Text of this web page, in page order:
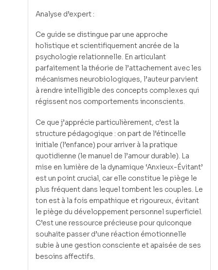
Analyse d’expert :
Ce guide se distingue par une approche
holistique et scientifiquement ancrée de la
psychologie relationnelle. En articulant
parfaitement la théorie de l’attachement avec les
mécanismes neurobiologiques, l’auteur parvient
à rendre intelligible des concepts complexes qui
régissent nos comportements inconscients.
Ce que j’apprécie particulièrement, c’est la
structure pédagogique : on part de l’étincelle
initiale (l’enfance) pour arriver à la pratique
quotidienne (le manuel de l’amour durable). La
mise en lumière de la dynamique ‘Anxieux-Évitant’
est un point crucial, car elle constitue le piège le
plus fréquent dans lequel tombent les couples. Le
ton est à la fois empathique et rigoureux, évitant
le piège du développement personnel superficiel.
C’est une ressource précieuse pour quiconque
souhaite passer d’une réaction émotionnelle
subie à une gestion consciente et apaisée de ses
besoins affectifs.